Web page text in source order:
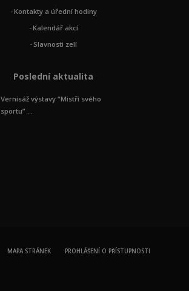
Kontakty a úřední hodiny
Kalendář akcí
Slavnosti zelí
Poslední aktualita
Vernisáž výstavy “Mistři svého
sportu” ...
MAPA STRÁNEK PROHLÁŠENÍ O PŘÍSTUPNOSTI